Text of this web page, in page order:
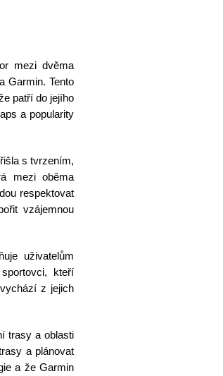
mezi dvěma
Garmin. Tento
patří do jejího
a popularity
s tvrzením,
mezi oběma
respektovat
vzájemnou
uživatelům
kteří
z jejich
trasy a oblasti
a plánovat
a že Garmin